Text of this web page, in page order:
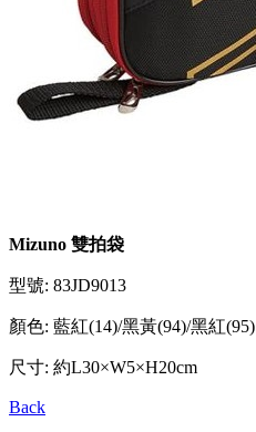
Mizuno 雙拍袋
型號: 83JD9013
顏色: 藍紅(14)/黑黃(94)/黑紅(95)
尺寸: 約L30×W5×H20cm
Back